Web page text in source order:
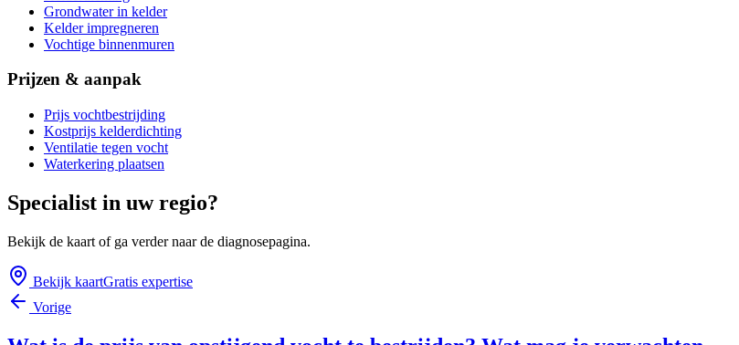
Grondwater in kelder
Kelder impregneren
Vochtige binnenmuren
Prijzen & aanpak
Prijs vochtbestrijding
Kostprijs kelderdichting
Ventilatie tegen vocht
Waterkering plaatsen
Specialist in uw regio?
Bekijk de kaart of ga verder naar de diagnosepagina.
Bekijk kaartGratis expertise
Vorige